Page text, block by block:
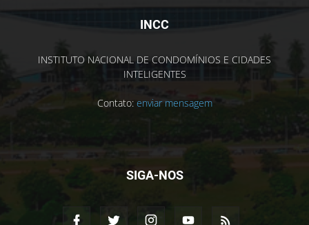
INCC
INSTITUTO NACIONAL DE CONDOMÍNIOS E CIDADES
INTELIGENTES
Contato: enviar mensagem
SIGA-NOS